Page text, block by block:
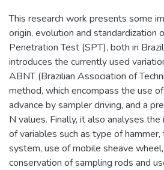
This research work presents some
origin, evolution and standardization
Penetration Test (SPT), both in
introduces the currently used
ABNT (Brazilian Association of
method, which encompass the use
advance by sampler driving, and a
N values. Finally, it also analyses
of variables such as type of
system, use of mobile sheave
conservation of sampling rods and